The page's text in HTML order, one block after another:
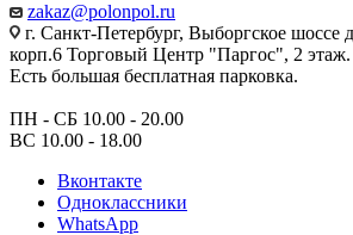
zakaz@polonpol.ru
г. Санкт-Петербург, Выборгское шоссе
корп.6 Торговый Центр "Паргос", 2 этаж.
Есть большая бесплатная парковка.
ПН - СБ 10.00 - 20.00
ВС 10.00 - 18.00
Вконтакте
Одноклассники
WhatsApp